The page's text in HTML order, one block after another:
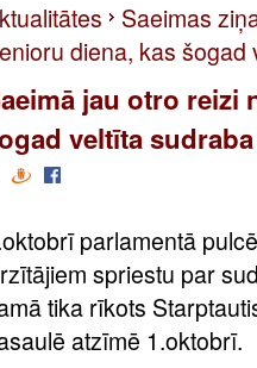
Saeimas
diena, kas
jau otro reizi
veltīta
parlamentā
spriestu par
tika rīkots
atzīmē 1.oktobrī.